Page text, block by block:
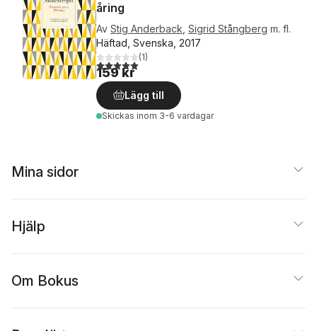
åring
Av Stig Anderback Sigrid Stångberg m. fl.
Häftad, Svenska, 2017
5,0utav 5 stjärnor. Totalt antal röster:
(1)
159 kr
Lägg till
Skickas inom 3-6 vardagar
Mina sidor
Hjälp
Om Bokus